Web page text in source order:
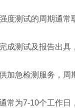
度测试的周期通常
成测试及报告出具
加急检测服务，周
常为7-10个工作日